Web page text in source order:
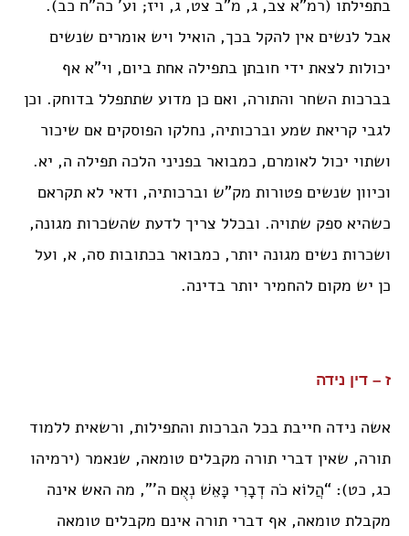
בתפילתו (רמ”א צב, ג, מ”ב צט, ג, ויז; וע’ כה”ח כב).
אבל לנשים אין להקל בכך, הואיל ויש אומרים שנשים
יכולות לצאת ידי חובתן בתפילה אחת ביום, וי”א אף
בברכות השחר והתורה, ואם כן מדוע שתתפלל בדוחק. וכן
לגבי קריאת שמע וברכותיה, נחלקו הפוסקים אם שיכור
ושתוי יכול לאומרם, כמבואר בפניני הלכה תפילה ה, יא.
וכיוון שנשים פטורות מק”ש וברכותיה, ודאי לא תקראם
כשהיא ספק שתויה. ובכלל צריך לדעת שהשכרות מגונה,
ושכרות נשים מגונה יותר, כמבואר בכתובות סה, א, ועל
כן יש מקום להחמיר יותר בדינה.
ז – דין נידה
אשה נידה חייבת בכל הברכות והתפילות, ורשאית ללמוד
תורה, שאין דברי תורה מקבלים טומאה, שנאמר (ירמיהו
כג, כט): “הֲלוֹא כֹה דְבָרִי כָּאֵשׁ נְאֻם ה'”, מה האש אינה
מקבלת טומאה, אף דברי תורה אינם מקבלים טומאה